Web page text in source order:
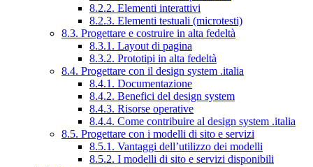
8.2.2. Elementi interattivi
8.2.3. Elementi testuali (microtesti)
8.3. Progettare e costruire in alta fedeltà
8.3.1. Layout di pagina
8.3.2. Prototipi in alta fedeltà
8.4. Progettare con il design system .italia
8.4.1. Documentazione
8.4.2. Benefici del design system
8.4.3. Risorse operative
8.4.4. Come contribuire al design system .italia
8.5. Progettare con i modelli di sito e servizi
8.5.1. Vantaggi dell’utilizzo dei modelli
8.5.2. I modelli di sito e servizi disponibili